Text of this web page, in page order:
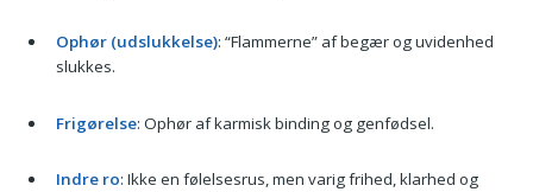
Ophør (udslukkelse): “Flammerne” af begær og uvidenhed
slukkes.
Frigørelse: Ophør af karmisk binding og genfødsel.
Indre ro: Ikke en følelsesrus, men varig frihed, klarhed og